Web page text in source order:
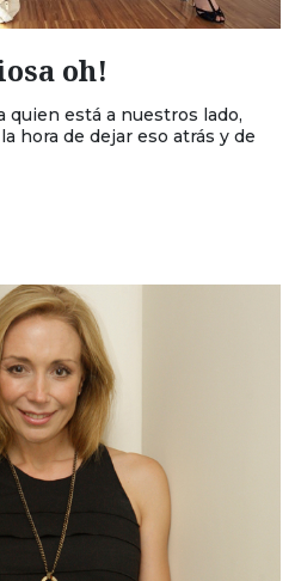
oh!
quien está a nuestros lado,
hora de dejar eso atrás y de